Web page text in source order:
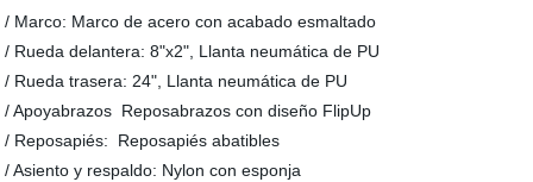
/ Marco: Marco de acero con acabado esmaltado
/ Rueda delantera: 8"x2", Llanta neumática de PU
/ Rueda trasera: 24", Llanta neumática de PU
/ Apoyabrazos Reposabrazos con diseño FlipUp
/ Reposapiés: Reposapiés abatibles
/ Asiento y respaldo: Nylon con esponja